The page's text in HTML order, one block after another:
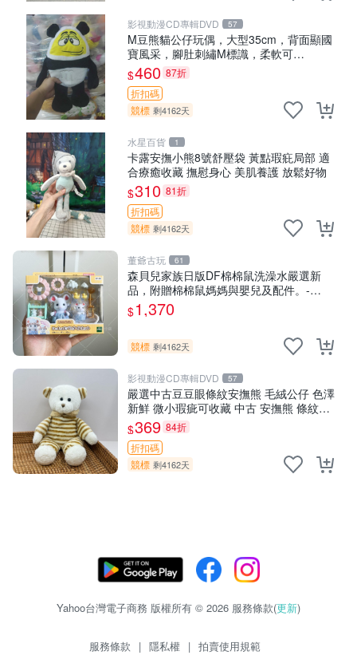
影視動漫CD專輯DVD 57
M豆熊貓公仔玩偶，大型35cm，背面顯國
寶風采，腳肚刺繡M標識，柔軟可
MACHINE WASH。國寶 M豆 玩偶 公仔
$460 87折
折扣碼
競標 剩4162天
水星百貨 1
卡露安撫小熊8號舒壓袋 黃點瑕疪局部 適
合療癒收藏 撫慰身心 美肌養護 放鬆好物
$310 81折
折扣碼
競標 剩4162天
董爺古玩 61
森貝兒家族日版DF棉棉鼠洗澡水嚴選新
品，附贈棉棉鼠媽媽與嬰兒及配件。-
paper盒裝，輕便設計方便攜帶。 棉棉鼠
棉玩 公仔
$1,370
競標 剩4162天
影視動漫CD專輯DVD 57
嚴選中古豆豆眼條紋安撫熊 毛絨公仔 色澤
新鮮 微小瑕疵可收藏 中古 安撫熊 條紋公
仔
$369 84折
折扣碼
競標 剩4162天
Yahoo台灣電子商務 版權所有 © 2026 服務條款(更新)
服務條款 | 隱私權 | 拍賣使用規範